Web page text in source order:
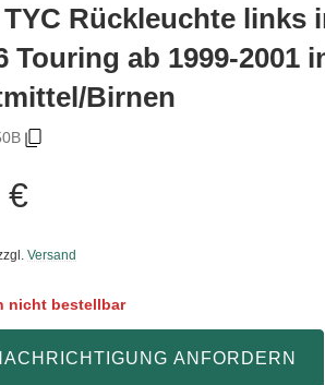
TYC Rückleuchte links
Touring ab 1999-2001
Birnen
€
Versand
nicht bestellbar
ANFORDERN